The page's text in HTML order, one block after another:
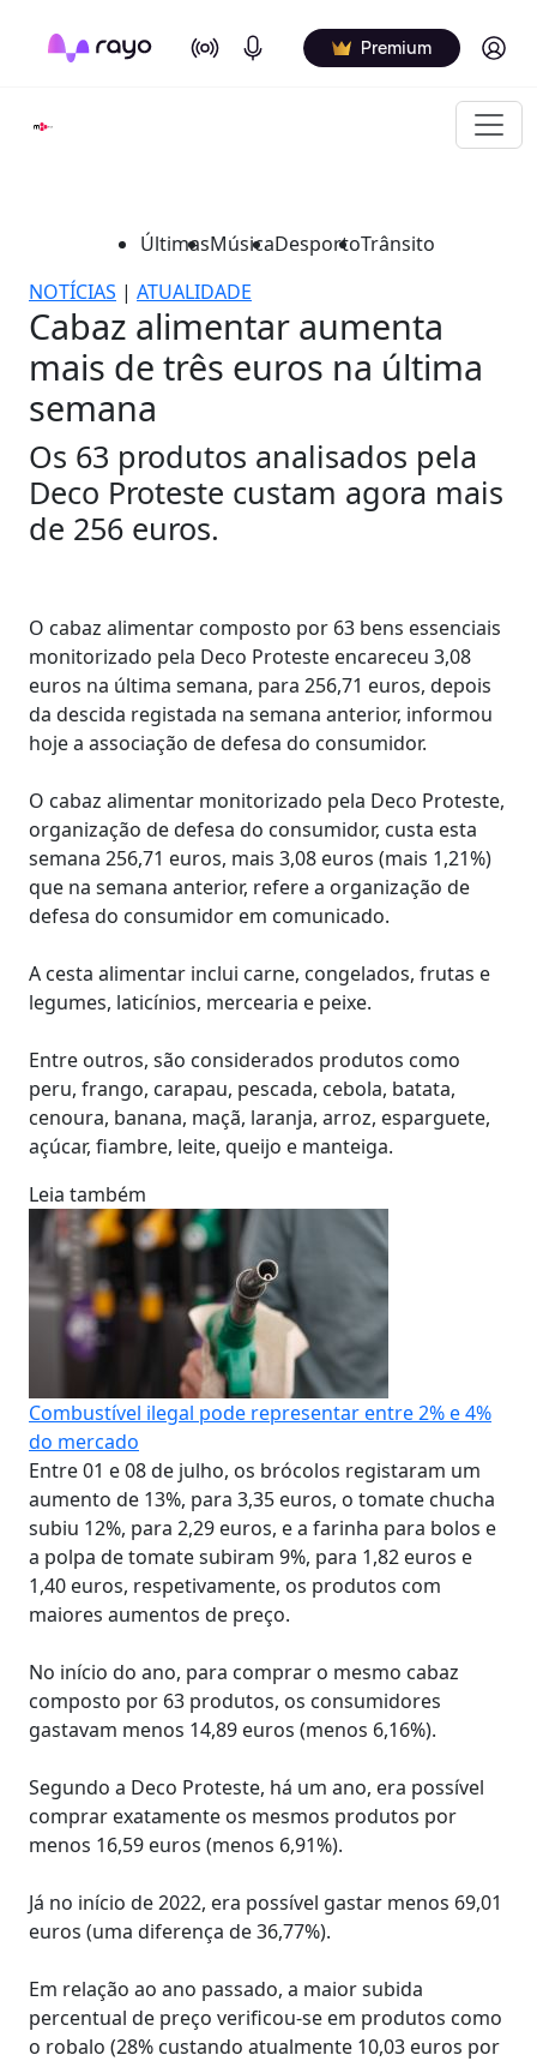
On Air Podcasts Premium Log in
ÚltimasMúsicaDesportoTrânsito
NOTÍCIAS | ATUALIDADE
Cabaz alimentar aumenta
mais de três euros na última
semana
Os 63 produtos analisados pela
Deco Proteste custam agora mais
de 256 euros.
O cabaz alimentar composto por 63 bens essenciais
monitorizado pela Deco Proteste encareceu 3,08
euros na última semana, para 256,71 euros, depois
da descida registada na semana anterior, informou
hoje a associação de defesa do consumidor.
O cabaz alimentar monitorizado pela Deco Proteste,
organização de defesa do consumidor, custa esta
semana 256,71 euros, mais 3,08 euros (mais 1,21%)
que na semana anterior, refere a organização de
defesa do consumidor em comunicado.
A cesta alimentar inclui carne, congelados, frutas e
legumes, laticínios, mercearia e peixe.
Entre outros, são considerados produtos como
peru, frango, carapau, pescada, cebola, batata,
cenoura, banana, maçã, laranja, arroz, esparguete,
açúcar, fiambre, leite, queijo e manteiga.
Leia também
Combustível ilegal pode representar entre 2% e 4%
do mercado
Entre 01 e 08 de julho, os brócolos registaram um
aumento de 13%, para 3,35 euros, o tomate chucha
subiu 12%, para 2,29 euros, e a farinha para bolos e
a polpa de tomate subiram 9%, para 1,82 euros e
1,40 euros, respetivamente, os produtos com
maiores aumentos de preço.
No início do ano, para comprar o mesmo cabaz
composto por 63 produtos, os consumidores
gastavam menos 14,89 euros (menos 6,16%).
Segundo a Deco Proteste, há um ano, era possível
comprar exatamente os mesmos produtos por
menos 16,59 euros (menos 6,91%).
Já no início de 2022, era possível gastar menos 69,01
euros (uma diferença de 36,77%).
Em relação ao ano passado, a maior subida
percentual de preço verificou-se em produtos como
o robalo (28% custando atualmente 10,03 euros por